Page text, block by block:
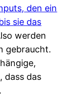
den ein
sie das
werden
gebraucht.
dass das